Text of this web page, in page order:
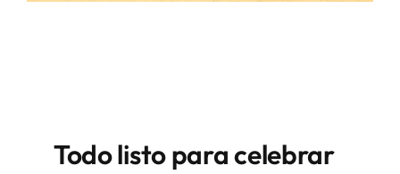
Todo listo para celebrar